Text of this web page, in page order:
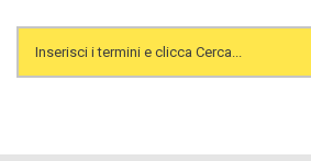
Search form